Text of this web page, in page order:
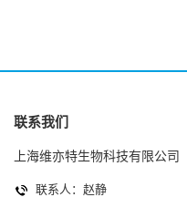
联系我们
上海维亦特生物科技有限公司
联系人：赵静